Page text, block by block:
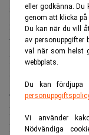
eller godkänna. Du
genom att klicka på
Du kan när du vill
av personuppgifter
val när som helst
webbplats.
Du kan
Vi använder
Nödvändiga
snabbt
mot AI-relaterad
Värsta raset på
Kursraset
under en enskild
överträffar även
Monday 1987,
Bolaget hade